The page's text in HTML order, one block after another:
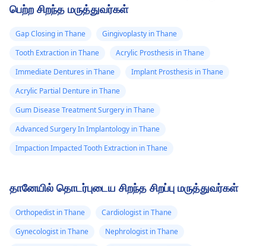
பெற்ற சிறந்த மருத்துவர்கள்
Gap Closing in Thane
Gingivoplasty in Thane
Tooth Extraction in Thane
Acrylic Prosthesis in Thane
Immediate Dentures in Thane
Implant Prosthesis in Thane
Acrylic Partial Denture in Thane
Gum Disease Treatment Surgery in Thane
Advanced Surgery In Implantology in Thane
Impaction Impacted Tooth Extraction in Thane
தானேயில் தொடர்புடைய சிறந்த சிறப்பு மருத்துவர்கள்
Orthopedist in Thane
Cardiologist in Thane
Gynecologist in Thane
Nephrologist in Thane